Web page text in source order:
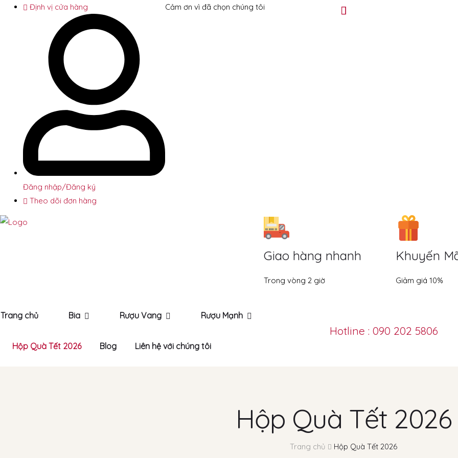
Định vị cửa hàng
Đăng nhập/Đăng ký
Theo dõi đơn hàng
Cảm ơn vì đã chọn chúng tôi
Giao hàng nhanh
Trong vòng 2 giờ
Khuyến
Giảm giá 10%
Trang chủ Bia Rượu Vang Rượu Mạnh
Hộp Quà Tết 2026 Blog Liên hệ với chúng tôi
Hotline : 090 202 5806
Hộp Quà Tết 2026
Trang chủ Hộp Quà Tết 2026